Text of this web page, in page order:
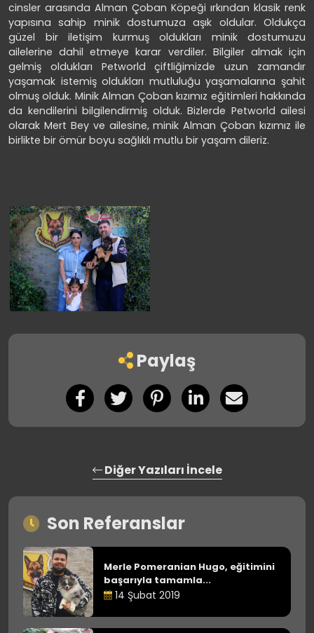
cinsler arasında Alman Çoban Köpeği ırkından klasik renk
yapısına sahip minik dostumuza aşık oldular. Oldukça
güzel bir iletişim kurmuş oldukları minik dostumuzu
ailelerine dahil etmeye karar verdiler. Bilgiler almak için
gelmiş oldukları Petworld çiftliğimizde uzun zamandır
yaşamak istemiş oldukları mutluluğu yaşamalarına şahit
olmuş olduk. Minik Alman Çoban kızımız eğitimleri hakkında
da kendilerini bilgilendirmiş olduk. Bizlerde Petworld ailesi
olarak Mert Bey ve ailesine, minik Alman Çoban kızımız ile
birlikte bir ömür boyu sağlıklı mutlu bir yaşam dileriz.
Paylaş
Diğer Yazıları İncele
Son Referanslar
Merle Pomeranian Hugo, eğitimini
başarıyla tamamla...
14 Şubat 2019